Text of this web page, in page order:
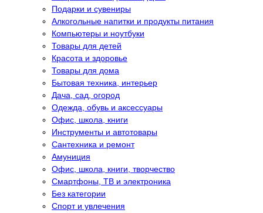
Подарки и сувениры
Алкогольные напитки и продукты питания
Компьютеры и ноутбуки
Товары для детей
Красота и здоровье
Товары для дома
Бытовая техника, интерьер
Дача, сад, огород
Одежда, обувь и аксессуары
Офис, школа, книги
Инструменты и автотовары
Сантехника и ремонт
Амуниция
Офис, школа, книги, творчество
Смартфоны, ТВ и электроника
Без категории
Спорт и увлечения